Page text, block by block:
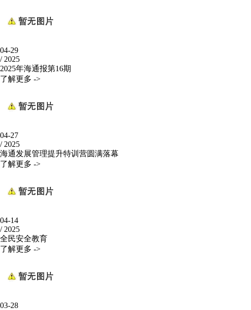
04-29
/ 2025
2025年海通报第16期
了解更多 ->
04-27
/ 2025
海通发展管理提升特训营圆满落幕
了解更多 ->
04-14
/ 2025
全民安全教育
了解更多 ->
03-28